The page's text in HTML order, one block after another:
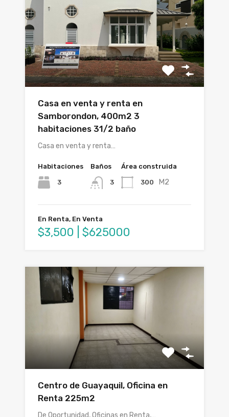
Casa en venta y renta en
Samborondon, 400m2 3
habitaciones 31/2 baño
Casa en venta y renta…
Habitaciones
3
Baños
3
Área construida
300 M2
En Renta, En Venta
$3,500 | $625000
Centro de Guayaquil, Oficina en
Renta 225m2
De Oportunidad, Oficinas en Renta,…